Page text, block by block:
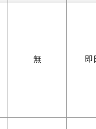
無 即